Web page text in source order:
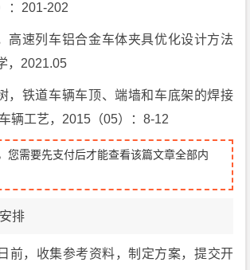
：201-202
高速列车铝合金车体夹具优化设计方法
，2021.05
，铁道车辆车顶、端墙和车底架的焊接
辆工艺，2015（05）：8-12
您需要先支付后才能查看该篇文章全部内
排
前，收集参考资料，制定方案，提交开